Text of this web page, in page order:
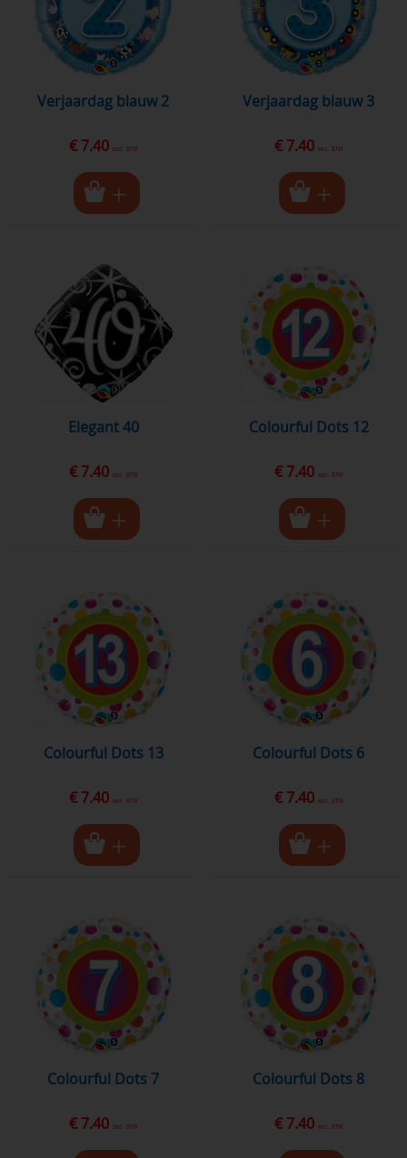
Verjaardag blauw 2
€ 7.40 excl. BTW
Verjaardag blauw 3
€ 7.40 excl. BTW
Elegant 40
€ 7.40 excl. BTW
Colourful Dots 12
€ 7.40 excl. BTW
Colourful Dots 13
€ 7.40 excl. BTW
Colourful Dots 6
€ 7.40 excl. BTW
Colourful Dots 7
€ 7.40 excl. BTW
Colourful Dots 8
€ 7.40 excl. BTW